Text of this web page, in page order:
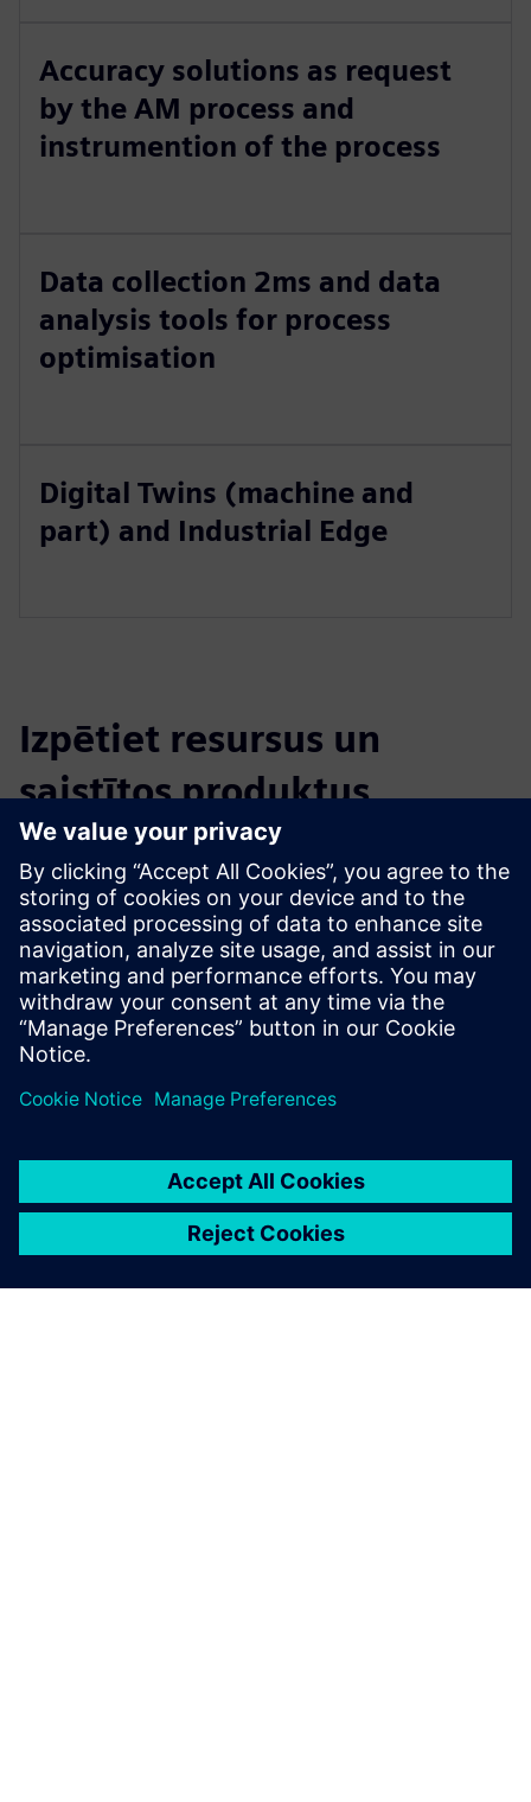
Accuracy solutions as request
by the AM process and
instrumention of the process
Data collection 2ms and data
analysis tools for process
optimisation
Digital Twins (machine and
part) and Industrial Edge
Izpētiet resursus un
saistītos produktus
Papildu informācija un resursi
VLM-Robotics EFC Support Contract
Priekšnosacījumi